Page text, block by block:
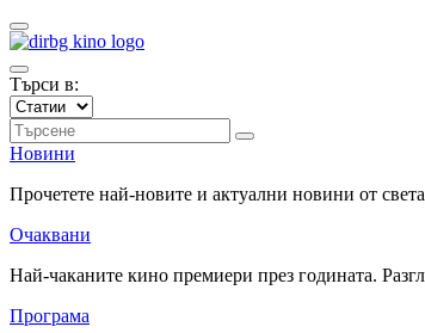
Търси в:
Новини
Прочетете най-новите и актуални новини от
Очаквани
Най-чаканите кино премиери през годината.
Програма